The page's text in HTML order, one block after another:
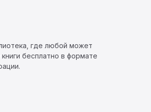
где любой может
бесплатно в формате